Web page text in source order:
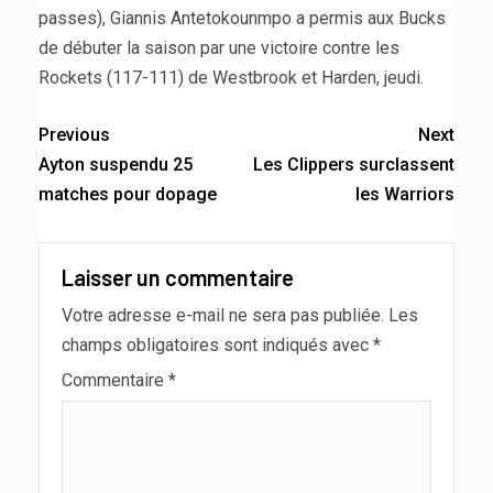
passes), Giannis Antetokounmpo a permis aux Bucks
de débuter la saison par une victoire contre les
Rockets (117-111) de Westbrook et Harden, jeudi.
Previous
Ayton suspendu 25
matches pour dopage
Next
Les Clippers surclassent
les Warriors
Laisser un commentaire
Votre adresse e-mail ne sera pas publiée. Les
champs obligatoires sont indiqués avec *
Commentaire *